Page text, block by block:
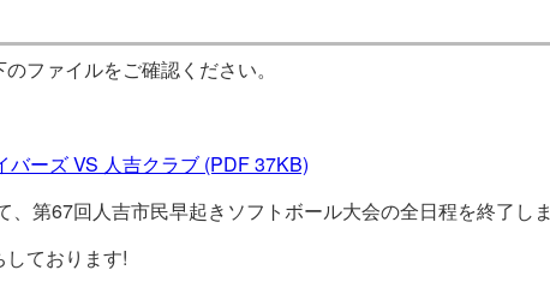
ファイルをご確認ください。
バーズ VS 人吉クラブ (PDF 37KB)
第67回人吉市民早起きソフトボール大会の全日程を終了しま
ております!